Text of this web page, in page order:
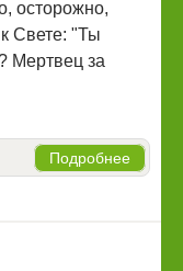
осторожно,
Свете: "Ты
Мертвец за
Подробнее